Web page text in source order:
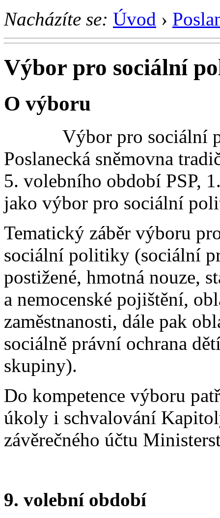
Nacházíte se: Úvod ›
Výbor pro sociální
O výboru
Výbor pro sociální
Poslanecká sněmovna
5. volebního období PSP,
jako výbor pro sociální
Tematický záběr výboru
sociální politiky (sociální
postižené, hmotná nouze,
a nemocenské pojištění,
zaměstnanosti, dále pak
sociálně právní ochrana
skupiny).
Do kompetence výboru
úkoly i schvalování
závěrečného účtu
9. volební období